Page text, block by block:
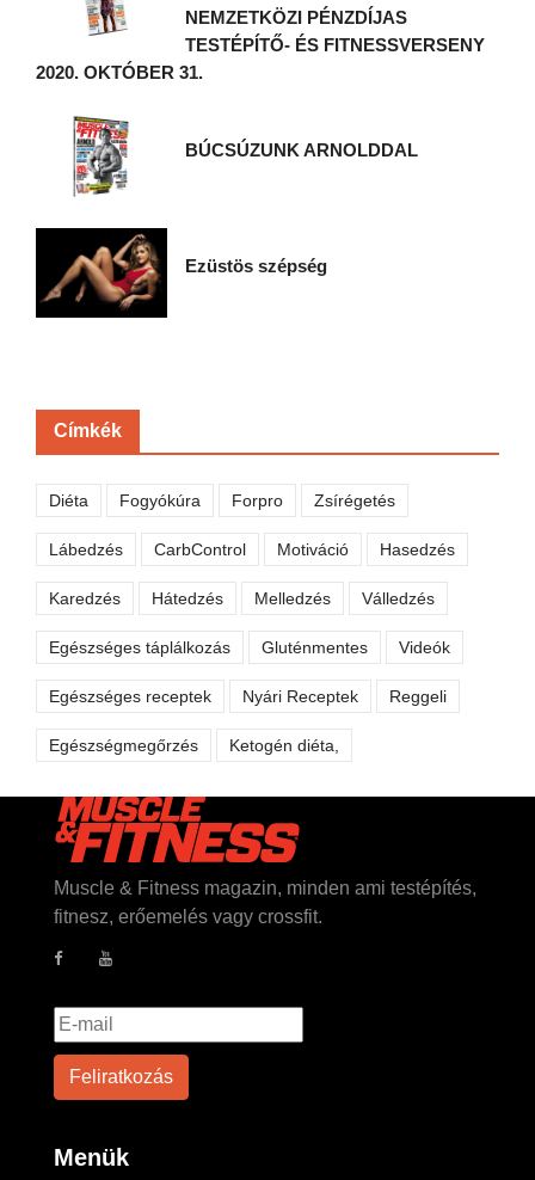
NEMZETKÖZI PÉNZDÍJAS
TESTÉPÍTŐ- ÉS FITNESSVERSENY
2020. OKTÓBER 31.
BÚCSÚZUNK ARNOLDDAL
Ezüstös szépség
Címkék
Diéta Fogyókúra Forpro Zsírégetés
Lábedzés CarbControl Motiváció Hasedzés
Karedzés Hátedzés Melledzés Válledzés
Egészséges táplálkozás Gluténmentes Videók
Egészséges receptek Nyári Receptek Reggeli
Egészségmegőrzés Ketogén diéta,
Muscle & Fitness magazin, minden ami testépítés,
fitnesz, erőemelés vagy crossfit.
Menük